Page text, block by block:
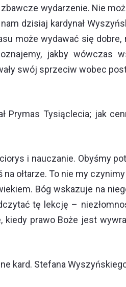
wydarzenie. Nie
dzisiaj kardynał
może wydawać się
jakby wówczas
swój sprzeciw wobec
Tysiąclecia; jak
i nauczanie. Obyśmy
ołtarze. To nie my
Bóg wskazuje na
tę lekcję –
prawo Boże jest
kard. Stefana